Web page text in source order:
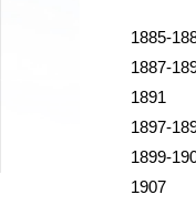
1885-
1887-
1891
1897-
1899-
1907